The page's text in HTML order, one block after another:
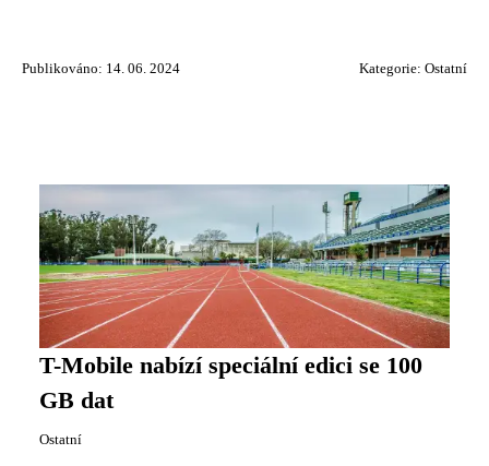
Publikováno: 14. 06. 2024 Kategorie: Ostatní
T-Mobile nabízí speciální edici se 100
GB dat
Ostatní